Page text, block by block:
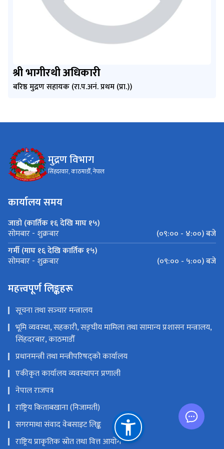
श्री भागीरथी अधिकारी
बरिष्ठ मुद्रण सहायक (रा.प.अनं. प्रथम (प्रा.))
मुद्रण विभाग
सिंहदरवार, काठमाडौँ, नेपाल
कार्यालय समय
जाडो (कार्तिक १६ देखि माघ १५)
सोमबार - शुक्रबार
(०९:०० - ४:००) बजे
गर्मी (माघ १६ देखि कार्तिक १५)
सोमबार - शुक्रबार (०९:०० - ५:००) बजे
महत्त्वपूर्ण लिङ्कहरू
सूचना तथा सञ्‍चार मन्त्रालय
भूमि व्यवस्था, सहकारी, सङ्‍घीय मामिला तथा सामान्य प्रशासन मन्त्रालय,
सिंहदरबार, काठमाडौँ
प्रधानमन्त्री तथा मन्त्रीपरिषद्को कार्यालय
एकीकृत कार्यालय व्यवस्थापन प्रणाली
नेपाल राजपत्र
राष्ट्रिय किताबखाना (निजामती)
सगरमाथा संवाद वेबसाइट लिङ्क
राष्ट्रिय प्राकृतिक स्रोत तथा वित्त आयोग